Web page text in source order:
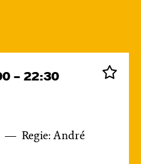
– 22:30
Regie: André